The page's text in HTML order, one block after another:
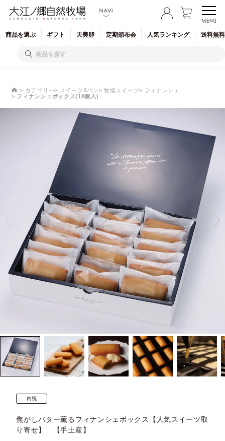
商品を選ぶ ギフト 天美卵 定期頒布会 人気ランキング 送料無
カテゴリー スイーツ&パン 牧場スイーツ
フィナンシェ
フィナンシェボックス(18個入)
内祝
焦がしバター薫るフィナンシェボックス【人気スイーツ取
り寄せ】 【手土産】